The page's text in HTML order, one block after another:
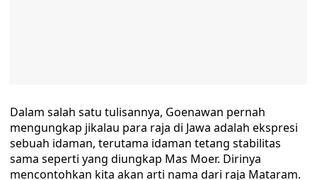
Dalam salah satu tulisannya, Goenawan pernah
mengungkap jikalau para raja di Jawa adalah ekspresi
sebuah idaman, terutama idaman tetang stabilitas
sama seperti yang diungkap Mas Moer. Dirinya
mencontohkan kita akan arti nama dari raja Mataram.